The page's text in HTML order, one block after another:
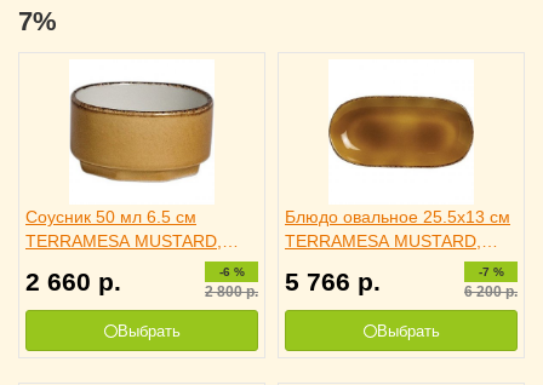
7%
Соусник 50 мл 6.5 см
TERRAMESA MUSTARD,
2 660 р. -6 %
2 800р.
Выбрать
Блюдо овальное 25.5х13 см
TERRAMESA MUSTARD,
5 766 р. -7 %
6 200р.
Выбрать